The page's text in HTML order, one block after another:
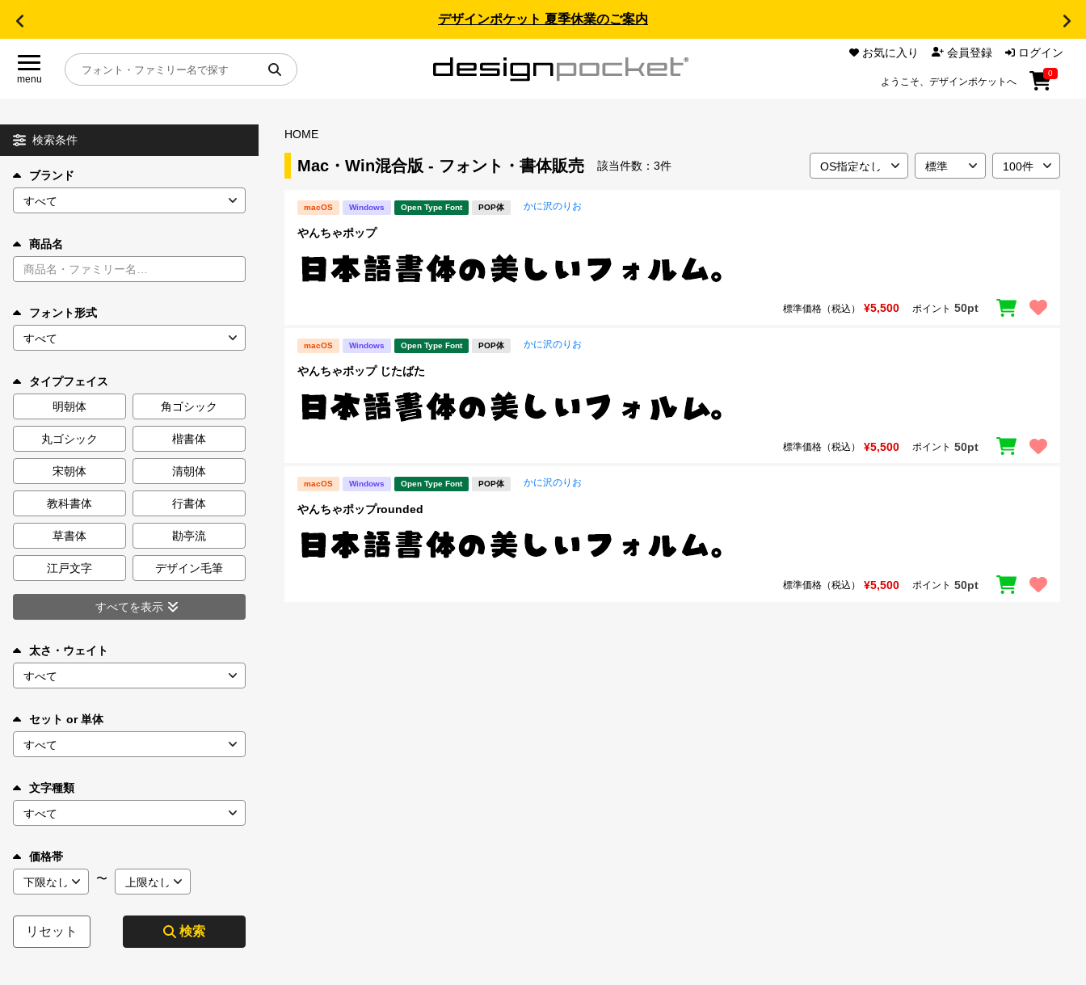
デザインポケット 夏季休業のご案内
menu
お気に入り 会員登録 ログイン
ようこそ、デザインポケットへ
0
目的別フォントガイド
特集
年間ライセンス商品
キャンペーン一覧
カート 0
マイページ
お気に入り
ご利用ガイド
お問い合わせ
検索条件
ブランド
商品名
フォント形式
タイプフェイス
明朝体
角ゴシック
丸ゴシック 楷書体
宋朝体 清朝体
教科書体 行書体
草書体 勘亭流
江戸文字 デザイン毛筆
すべてを表示
太さ・ウェイト
セット or 単体
文字種類
価格帯
〜
リセット 検索
HOME
Mac・Win混合版 - フォント・書体販売 該当件数： 3件
macOS Windows Open Type Font POP体 かに沢のりお
やんちゃポップ
標準価格（税込） ¥5,500 ポイント 50pt
macOS Windows Open Type Font POP体 かに沢のりお
やんちゃポップ じたばた
標準価格（税込） ¥5,500 ポイント 50pt
macOS Windows Open Type Font POP体 かに沢のりお
やんちゃポップrounded
標準価格（税込） ¥5,500 ポイント 50pt